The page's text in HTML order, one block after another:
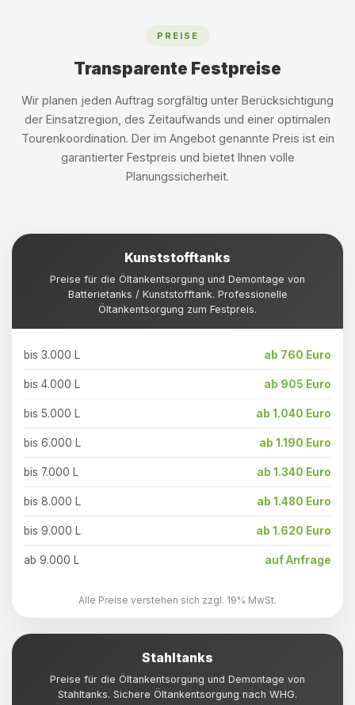
PREISE
Transparente Festpreise
Wir planen jeden Auftrag sorgfältig unter Berücksichtigung
der Einsatzregion, des Zeitaufwands und einer optimalen
Tourenkoordination. Der im Angebot genannte Preis ist ein
garantierter Festpreis und bietet Ihnen volle
Planungssicherheit.
Kunststofftanks
Preise für die Öltankentsorgung und Demontage von
Batterietanks / Kunststofftank. Professionelle
Öltankentsorgung zum Festpreis.
bis 3.000 L ab 760 Euro
bis 4.000 L ab 905 Euro
bis 5.000 L ab 1.040 Euro
bis 6.000 L ab 1.190 Euro
bis 7.000 L ab 1.340 Euro
bis 8.000 L ab 1.480 Euro
bis 9.000 L ab 1.620 Euro
ab 9.000 L auf Anfrage
Alle Preise verstehen sich zzgl. 19% MwSt.
Stahltanks
Preise für die Öltankentsorgung und Demontage von
Stahltanks. Sichere Öltankentsorgung nach WHG.